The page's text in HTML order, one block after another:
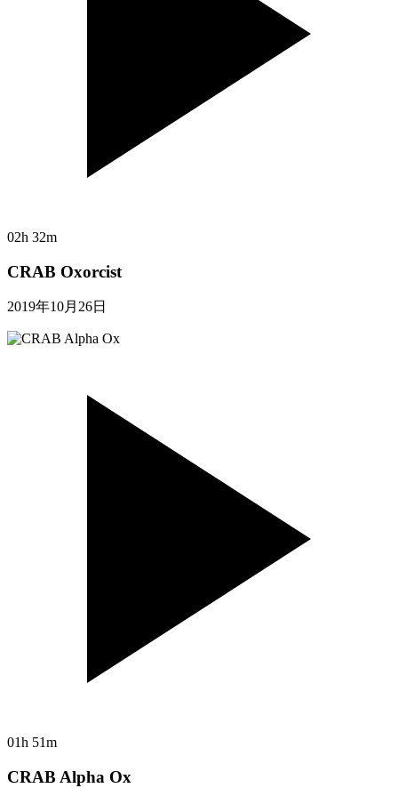
02h 32m
CRAB Oxorcist
2019年10月26日
01h 51m
CRAB Alpha Ox